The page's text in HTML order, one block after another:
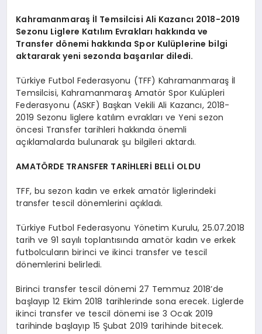
Kahramanmaraş İl Temsilcisi Ali Kazancı 2018-2019
Sezonu Liglere Katılım Evrakları hakkında ve
Transfer dönemi hakkında Spor Kulüplerine bilgi
aktararak yeni sezonda başarılar diledi.
Türkiye Futbol Federasyonu (TFF) Kahramanmaraş İl
Temsilcisi, Kahramanmaraş Amatör Spor Kulüpleri
Federasyonu (ASKF) Başkan Vekili Ali Kazancı, 2018-
2019 Sezonu liglere katılım evrakları ve Yeni sezon
öncesi Transfer tarihleri hakkında önemli
açıklamalarda bulunarak şu bilgileri aktardı.
AMATÖRDE TRANSFER TARİHLERİ BELLİ OLDU
TFF, bu sezon kadın ve erkek amatör liglerindeki
transfer tescil dönemlerini açıkladı.
Türkiye Futbol Federasyonu Yönetim Kurulu, 25.07.2018
tarih ve 91 sayılı toplantısında amatör kadın ve erkek
futbolcuların birinci ve ikinci transfer ve tescil
dönemlerini belirledi.
Birinci transfer tescil dönemi 27 Temmuz 2018’de
başlayıp 12 Ekim 2018 tarihlerinde sona erecek. Liglerde
ikinci transfer ve tescil dönemi ise 3 Ocak 2019
tarihinde başlayıp 15 Şubat 2019 tarihinde bitecek.